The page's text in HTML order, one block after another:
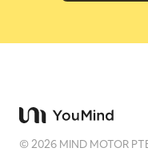
©2026 MIND MOTOR